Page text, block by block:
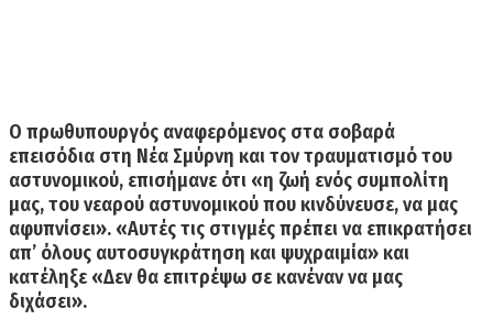
Ο πρωθυπουργός αναφερόμενος στα σοβαρά
επεισόδια στη Νέα Σμύρνη και τον τραυματισμό του
αστυνομικού, επισήμανε ότι «η ζωή ενός συμπολίτη
μας, του νεαρού αστυνομικού που κινδύνευσε, να μας
αφυπνίσει». «Αυτές τις στιγμές πρέπει να επικρατήσει
απ’ όλους αυτοσυγκράτηση και ψυχραιμία» και
κατέληξε «Δεν θα επιτρέψω σε κανέναν να μας
διχάσει».